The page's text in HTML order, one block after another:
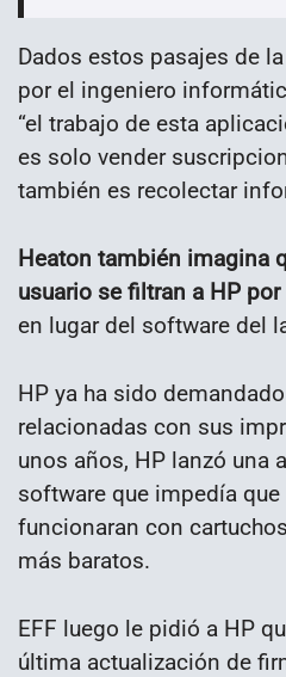
Dados estos pasajes de
por el ingeniero
“el trabajo de esta
es solo vender
también es recolectar
Heaton también imagina
usuario se filtran a HP
en lugar del software del
HP ya ha sido
relacionadas con sus
unos años, HP lanzó una
software que impedía
funcionaran con
más baratos.
EFF luego le pidió a HP
última actualización de